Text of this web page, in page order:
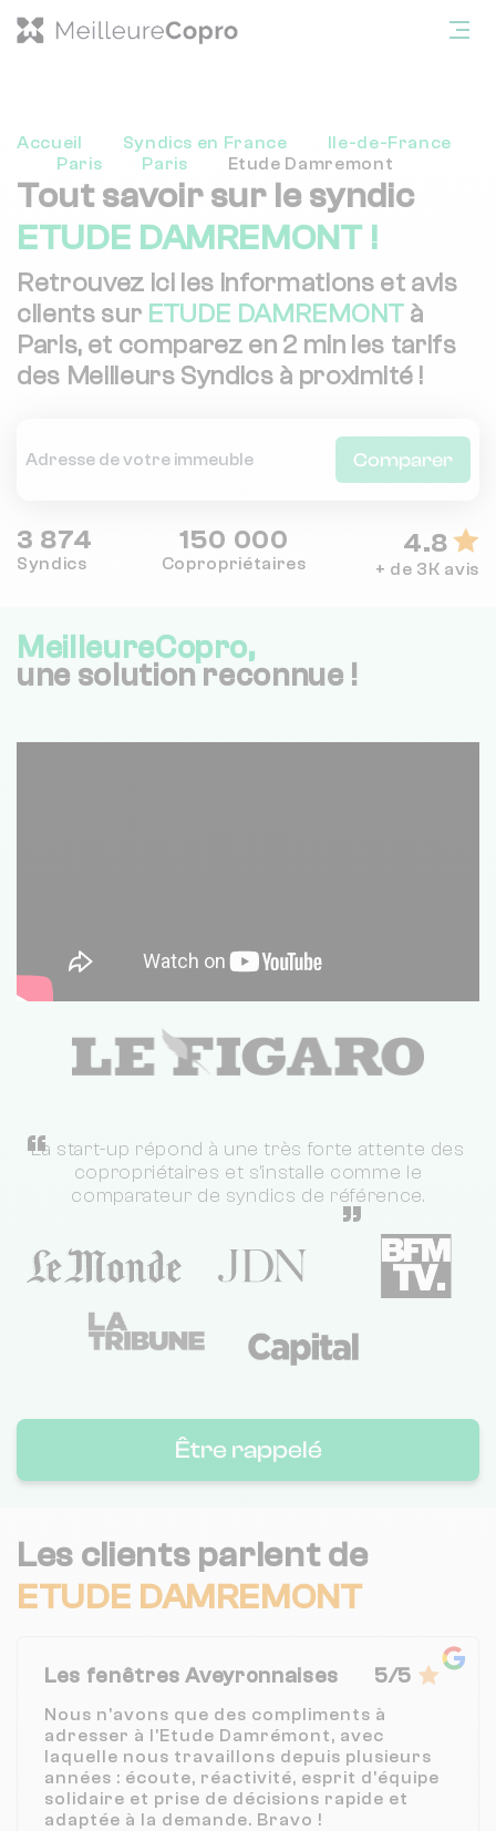
Accueil Syndics en France
Ile-de-France
Paris
Paris Etude Damremont
Tout savoir sur le syndic
ETUDE DAMREMONT !
Retrouvez ici les informations et avis
clients sur ETUDE DAMREMONT à
Paris, et comparez en 2 min les tarifs
des Meilleurs Syndics à proximité !
Comparer
3 874
Syndics
150 000
Copropriétaires
4.8
+ de 3K avis
MeilleureCopro,
une solution reconnue !
“
La start-up répond à une très forte attente des
copropriétaires et s'installe comme le
comparateur de syndics de référence.
”
Être rappelé
Les clients parlent de
ETUDE DAMREMONT
Les fenêtres Aveyronnaises 5/5
Nous n'avons que des compliments à
adresser à l'Etude Damrémont, avec
laquelle nous travaillons depuis plusieurs
années : écoute, réactivité, esprit d'équipe
solidaire et prise de décisions rapide et
adaptée à la demande. Bravo !